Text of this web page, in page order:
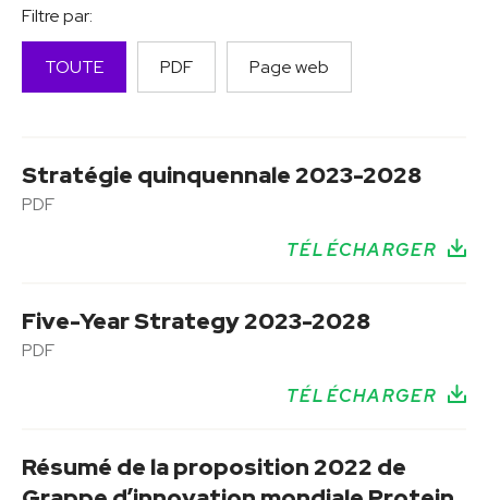
Filtre par:
TOUTE PDF Page web
Stratégie quinquennale 2023-2028
PDF
TÉLÉCHARGER
Five-Year Strategy 2023-2028
PDF
TÉLÉCHARGER
Résumé de la proposition 2022 de